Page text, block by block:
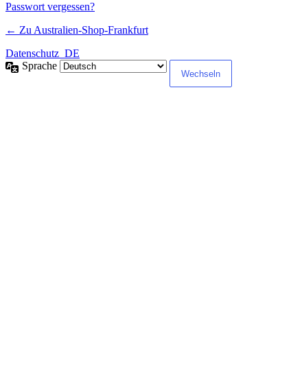
Passwort vergessen?
← Zu Australien-Shop-Frankfurt
Datenschutz_DE
Sprache